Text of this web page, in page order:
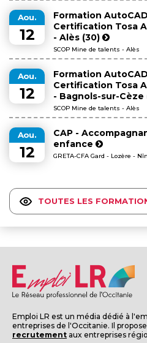
Aou.
12
Formation
Certification Tosa
- Alès (30)
SCOP Mine de talents - Alès
Aou.
12
Formation
Certification Tosa
- Bagnols-sur-Cèze
SCOP Mine de talents - Alès
Aou.
12
CAP -
enfance
GRETA-CFA Gard - Lozère -
TOUTES LES
Emploi LR est un média dédié à
entreprises de l'Occitanie. Il
recrutement aux entreprises